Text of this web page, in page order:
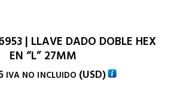
| LLAVE DADO DOBLE HEX
EN “L” 27MM
IVA NO INCLUIDO (USD)